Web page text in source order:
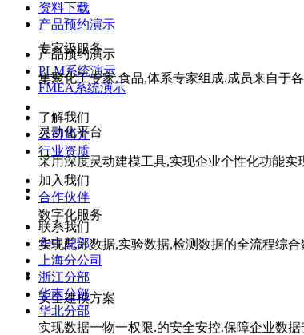
资料下载
产品预约演示
产品预约演示
PLM系统演示
FMEA系统演示
了解我们
公司简介
行业资质
加入我们
合作伙伴
联系我们
华中总部
上海分公司
浙江分部
华南分部
华北分部
专家级服务
集聚化工专家,食品,体系专家组成.成员来自于
灵动化平台
采用深度灵动建模工具,实现企业个性化功能
数字化服务
实现配方数据,实验数据,检测数据的全流程综
安全建模方案
实现数据一物一权限.的安全安控.保障企业数